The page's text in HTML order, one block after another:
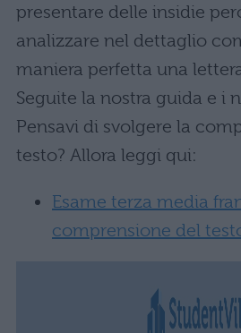
presentare delle insidie
analizzare nel dettaglio
maniera perfetta una
Seguite la nostra guida e i
Pensavi di svolgere la
testo? Allora leggi qui:
Esame terza media
comprensione del